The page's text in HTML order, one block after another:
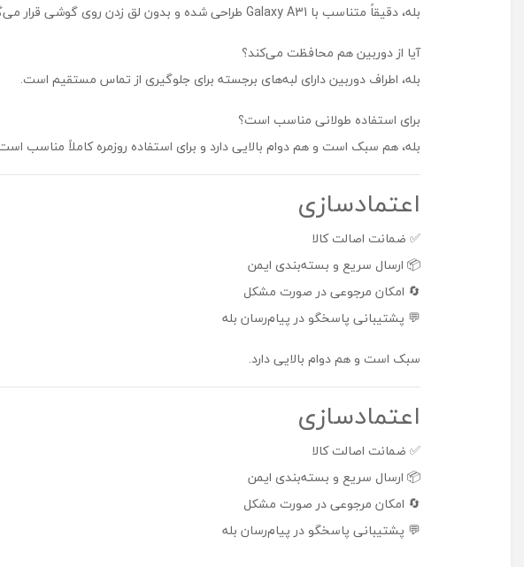
بله، دقیقاً متناسب با Galaxy A31 طراحی شده و بدون لق زدن روی گوشی قرار می‌گیرد.
آیا از دوربین هم محافظت می‌کند؟
بله، اطراف دوربین دارای لبه‌های برجسته برای جلوگیری از تماس مستقیم است.
برای استفاده طولانی مناسب است؟
بله، هم سبک است و هم دوام بالایی دارد و برای استفاده روزمره کاملاً مناسب
اعتمادسازی
✅ ضمانت اصالت کالا
📦 ارسال سریع و بسته‌بندی ایمن
🔄 امکان مرجوعی در صورت مشکل
💬 پشتیبانی پاسخگو در پیام‌رسان بله
سبک است و هم دوام بالایی دارد.
اعتمادسازی
✅ ضمانت اصالت کالا
📦 ارسال سریع و بسته‌بندی ایمن
🔄 امکان مرجوعی در صورت مشکل
💬 پشتیبانی پاسخگو در پیام‌رسان بله